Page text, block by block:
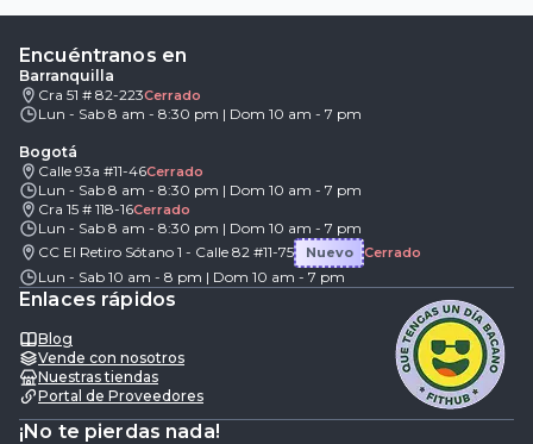
Encuéntranos en
Barranquilla
Cra 51 # 82-223Cerrado
Lun - Sab 8 am - 8:30 pm | Dom 10 am - 7 pm
Bogotá
Calle 93a #11-46Cerrado
Lun - Sab 8 am - 8:30 pm | Dom 10 am - 7 pm
Cra 15 # 118-16Cerrado
Lun - Sab 8 am - 8:30 pm | Dom 10 am - 7 pm
CC El Retiro Sótano 1 - Calle 82 #11-75
Nuevo Cerrado
Lun - Sab 10 am - 8 pm | Dom 10 am - 7 pm
Enlaces rápidos
Blog
Vende con nosotros
Nuestras tiendas
Portal de Proveedores
¡No te pierdas nada!